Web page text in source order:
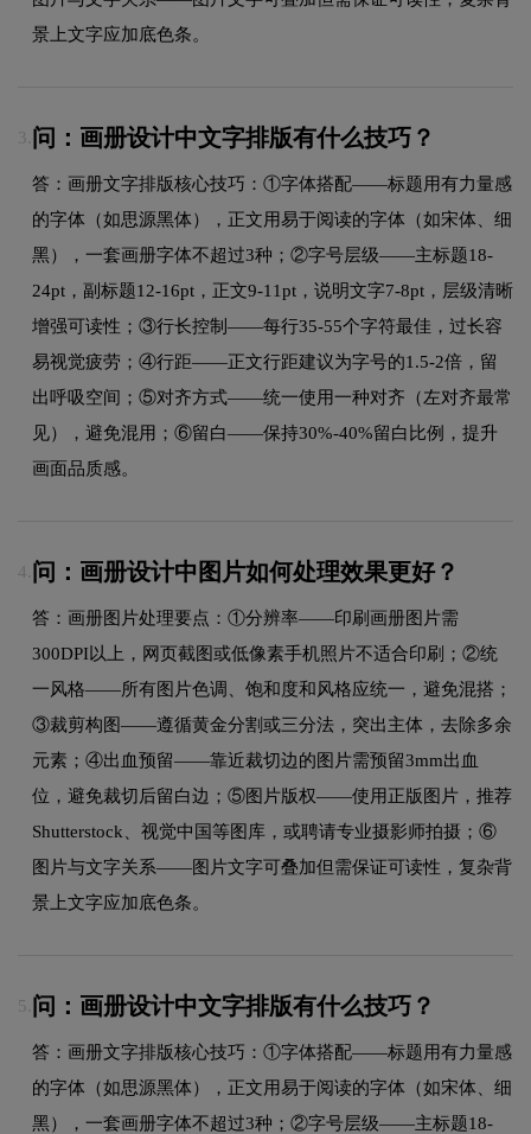
景上文字应加底色条。
3. 问：画册设计中文字排版有什么技巧？
答：画册文字排版核心技巧：①字体搭配——标题用有力量感
的字体（如思源黑体），正文用易于阅读的字体（如宋体、细
黑），一套画册字体不超过3种；②字号层级——主标题18-
24pt，副标题12-16pt，正文9-11pt，说明文字7-8pt，层级清晰
增强可读性；③行长控制——每行35-55个字符最佳，过长容
易视觉疲劳；④行距——正文行距建议为字号的1.5-2倍，留
出呼吸空间；⑤对齐方式——统一使用一种对齐（左对齐最常
见），避免混用；⑥留白——保持30%-40%留白比例，提升
画面品质感。
4. 问：画册设计中图片如何处理效果更好？
答：画册图片处理要点：①分辨率——印刷画册图片需
300DPI以上，网页截图或低像素手机照片不适合印刷；②统
一风格——所有图片色调、饱和度和风格应统一，避免混搭；
③裁剪构图——遵循黄金分割或三分法，突出主体，去除多余
元素；④出血预留——靠近裁切边的图片需预留3mm出血
位，避免裁切后留白边；⑤图片版权——使用正版图片，推荐
Shutterstock、视觉中国等图库，或聘请专业摄影师拍摄；⑥
图片与文字关系——图片文字可叠加但需保证可读性，复杂背
景上文字应加底色条。
5. 问：画册设计中文字排版有什么技巧？
答：画册文字排版核心技巧：①字体搭配——标题用有力量感
的字体（如思源黑体），正文用易于阅读的字体（如宋体、细
黑），一套画册字体不超过3种；②字号层级——主标题18-